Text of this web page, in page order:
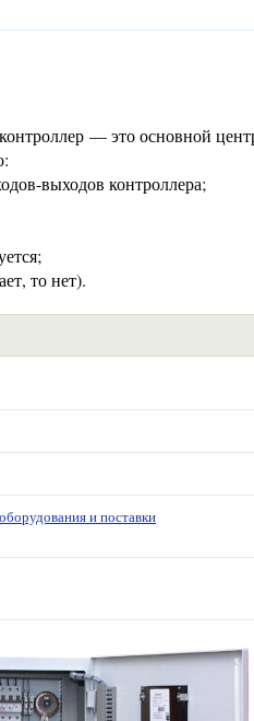
— это основной
выходов контроллера;
то нет).
и поставки